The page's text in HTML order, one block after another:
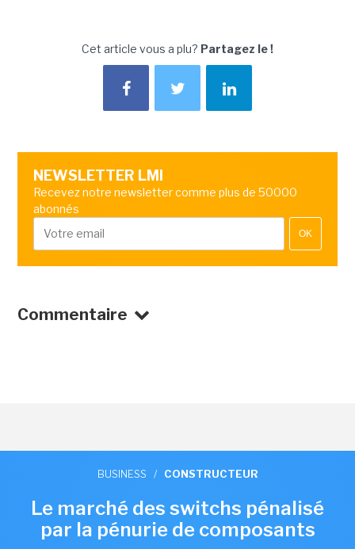
Cet article vous a plu? Partagez le !
NEWSLETTER LMI
Recevez notre newsletter comme plus de 50000
abonnés
OK
Commentaire
BUSINESS / CONSTRUCTEUR
Le marché des switchs pénalisé
par la pénurie de composants